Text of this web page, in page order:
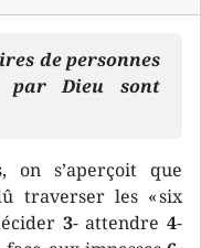
de personnes
par Dieu sont
s’aperçoit que
traverser les « six
3- attendre4-